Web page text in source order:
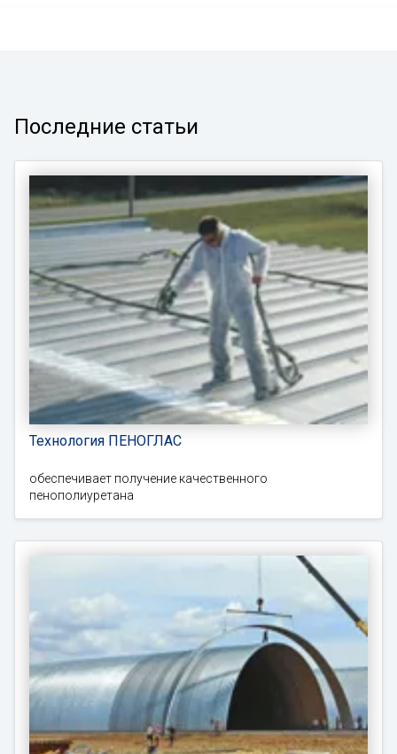
Последние статьи
Технология ПЕНОГЛАС
обеспечивает получение качественного
пенополиуретана